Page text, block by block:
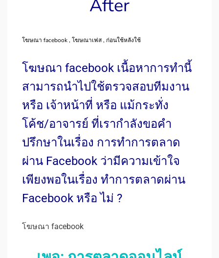
After
โฆษณา facebook , โฆษณาเฟส , ก่อนใช้หลังใช้
โฆษณา facebook เนื้อหาการทำนี้
สามารถนำไปใช้ตรวจสอบทีมงาน
หรือ เจ้าหน้าที่ หรือ แม้กระทั่ง
โค้ช/อาจารย์ ที่เรากำลังขอคำ
ปรึกษาในเรื่อง การทำการตลาด
ผ่าน Facebook ว่ามีความเข้าใจ
เพียงพอในเรื่อง ทำการตลาดผ่าน
Facebook หรือ ไม่ ?
โฆษณา facebook